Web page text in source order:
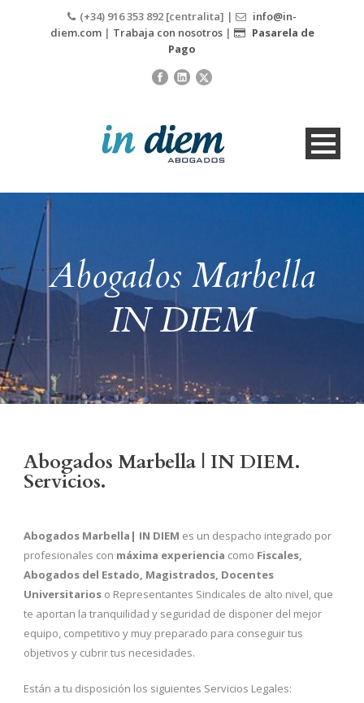
(+34) 916 353 892 [centralita] |
info@in-
diem.com| Trabaja con nosotros|
Pasarela de
Pago
Abogados Marbella
IN DIEM
Abogados Marbella | IN DIEM.
Servicios.
Abogados Marbella| IN DIEM es un despacho integrado por
profesionales con máxima experiencia como Fiscales,
Abogados del Estado, Magistrados, Docentes
Universitarios o Representantes Sindicales de alto nivel, que
te aportan la tranquilidad y seguridad de disponer del mejor
equipo, competitivo y muy preparado para conseguir tus
objetivos y cubrir tus necesidades.
Están a tu disposición los siguientes Servicios Legales: